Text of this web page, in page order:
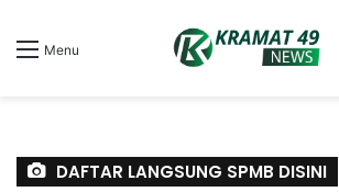
Menu
DAFTAR LANGSUNG SPMB DISINI